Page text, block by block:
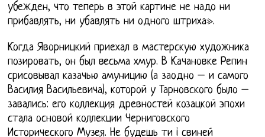
убежден, что теперь в этой картине не надо ни
прибавлять, ни убавлять ни одного штриха».
Когда Яворницкий приехал в мастерскую художника
позировать, он был весьма хмур. В Качановке Репин
срисовывал казачью амуницию (а заодно – и самого
Василия Васильевича), которой у Тарновского было –
завались: его коллекция древностей козацкой эпохи
стала основой коллекции Черниговского
Исторического Музея. Не будешь ти i свиней